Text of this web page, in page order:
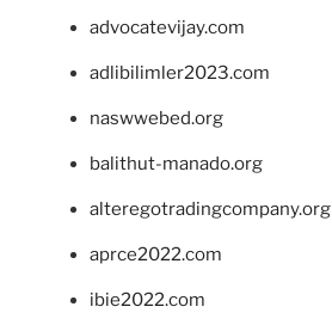
advocatevijay.com
adlibilimler2023.com
naswwebed.org
balithut-manado.org
alteregotradingcompany.org
aprce2022.com
ibie2022.com